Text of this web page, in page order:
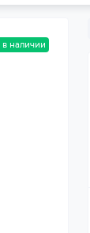
в наличии